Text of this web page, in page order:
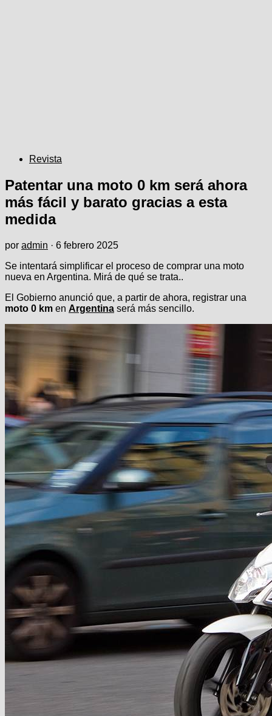
Revista
Patentar una moto 0 km será ahora
más fácil y barato gracias a esta
medida
por admin · 6 febrero 2025
Se intentará simplificar el proceso de comprar una moto
nueva en Argentina. Mirá de qué se trata..
El Gobierno anunció que, a partir de ahora, registrar una
moto 0 km en Argentina será más sencillo.